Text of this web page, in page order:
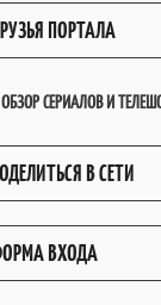
ПОРТАЛА
ОБЗОР СЕРИАЛОВ И
В СЕТИ
ВХОДА